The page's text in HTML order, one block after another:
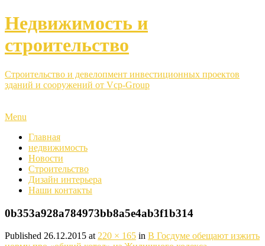
Недвижимость и
строительство
Строительство и девелопмент инвестиционных проектов
зданий и сооружений от Vcp-Group
Menu
Главная
недвижимость
Новости
Строительство
Дизайн интерьера
Наши контакты
0b353a928a784973bb8a5e4ab3f1b314
Published 26.12.2015 at 220 × 165 in В Госдуме обещают изжить